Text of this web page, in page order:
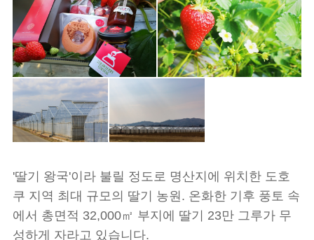
'딸기 왕국'이라 불릴 정도로 명산지에 위치한 도호
쿠 지역 최대 규모의 딸기 농원. 온화한 기후 풍토 속
에서 총면적 32,000㎡ 부지에 딸기 23만 그루가 무
성하게 자라고 있습니다.